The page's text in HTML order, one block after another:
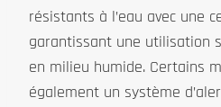
résistants à l’eau avec une
garantissant une utilisation
en milieu humide. Certains
également un système